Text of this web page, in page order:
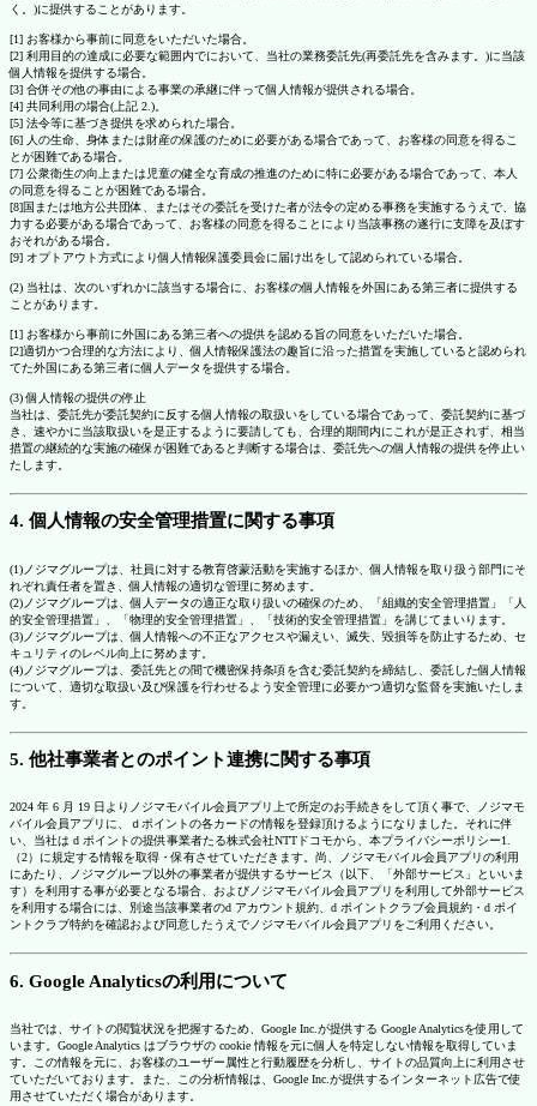
く。)に提供することがあります。
[1] お客様から事前に同意をいただいた場合。
[2] 利用目的の達成に必要な範囲内でにおいて、当社の業務委託先(再委託先を含みます。)に当該
個人情報を提供する場合。
[3] 合併その他の事由による事業の承継に伴って個人情報が提供される場合。
[4] 共同利用の場合(上記 2.)。
[5] 法令等に基づき提供を求められた場合。
[6] 人の生命、身体または財産の保護のために必要がある場合であって、お客様の同意を得るこ
とが困難である場合。
[7] 公衆衛生の向上または児童の健全な育成の推進のために特に必要がある場合であって、本人
の同意を得ることが困難である場合。
[8]国または地方公共団体、またはその委託を受けた者が法令の定める事務を実施するうえで、協
力する必要がある場合であって、お客様の同意を得ることにより当該事務の遂行に支障を及ぼす
おそれがある場合。
[9] オプトアウト方式により個人情報保護委員会に届け出をして認められている場合。
(2) 当社は、次のいずれかに該当する場合に、お客様の個人情報を外国にある第三者に提供する
ことがあります。
[1] お客様から事前に外国にある第三者への提供を認める旨の同意をいただいた場合。
[2]適切かつ合理的な方法により、個人情報保護法の趣旨に沿った措置を実施していると認められ
てた外国にある第三者に個人データを提供する場合。
(3) 個人情報の提供の停止
当社は、委託先が委託契約に反する個人情報の取扱いをしている場合であって、委託契約に基づ
き、速やかに当該取扱いを是正するように要請しても、合理的期間内にこれが是正されず、相当
措置の継続的な実施の確保が困難であると判断する場合は、委託先への個人情報の提供を停止い
たします。
4. 個人情報の安全管理措置に関する事項
(1)ノジマグループは、社員に対する教育啓蒙活動を実施するほか、個人情報を取り扱う部門にそ
れぞれ責任者を置き、個人情報の適切な管理に努めます。
(2)ノジマグループは、個人データの適正な取り扱いの確保のため、「組織的安全管理措置」「人
的安全管理措置」、「物理的安全管理措置」、「技術的安全管理措置」を講じてまいります。
(3)ノジマグループは、個人情報への不正なアクセスや漏えい、滅失、毀損等を防止するため、セ
キュリティのレベル向上に努めます。
(4)ノジマグループは、委託先との間で機密保持条項を含む委託契約を締結し、委託した個人情報
について、適切な取扱い及び保護を行わせるよう安全管理に必要かつ適切な監督を実施いたしま
す。
5. 他社事業者とのポイント連携に関する事項
2024 年 6 月 19 日よりノジマモバイル会員アプリ上で所定のお手続きをして頂く事で、ノジマモ
バイル会員アプリに、ｄポイントの各カードの情報を登録頂けるようになりました。それに伴
い、当社は d ポイントの提供事業者たる株式会社NTTドコモから、本プライバシーポリシー1.
（2）に規定する情報を取得・保有させていただきます。尚、ノジマモバイル会員アプリの利用
にあたり、ノジマグループ以外の事業者が提供するサービス（以下、「外部サービス」といいま
す）を利用する事が必要となる場合、およびノジマモバイル会員アプリを利用して外部サービス
を利用する場合には、別途当該事業者のd アカウント規約、d ポイントクラブ会員規約・d ポイ
ントクラブ特約を確認および同意したうえでノジマモバイル会員アプリをご利用ください。
6. Google Analyticsの利用について
当社では、サイトの閲覧状況を把握するため、Google Inc.が提供する Google Analyticsを使用して
います。Google Analytics はブラウザの cookie 情報を元に個人を特定しない情報を取得していま
す。この情報を元に、お客様のユーザー属性と行動履歴を分析し、サイトの品質向上に利用させ
ていただいております。また、この分析情報は、Google Inc.が提供するインターネット広告で使
用させていただく場合があります。